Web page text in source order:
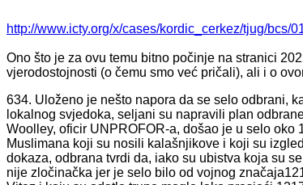
http://www.icty.org/x/cases/kordic_cerkez/tjug/bcs/
Ono što je za ovu temu bitno počinje na stranici
vjerodostojnosti (o čemu smo već pričali), ali i o
634. Uloženo je nešto napora da se selo odbrani,
lokalnog svjedoka, seljani su napravili plan
Woolley, oficir UNPROFOR-a, došao je u selo
Muslimana koji su nosili kalašnjikove i koji su
dokaza, odbrana tvrdi da, iako su ubistva koja su
nije zločinačka jer je selo bilo od vojnog